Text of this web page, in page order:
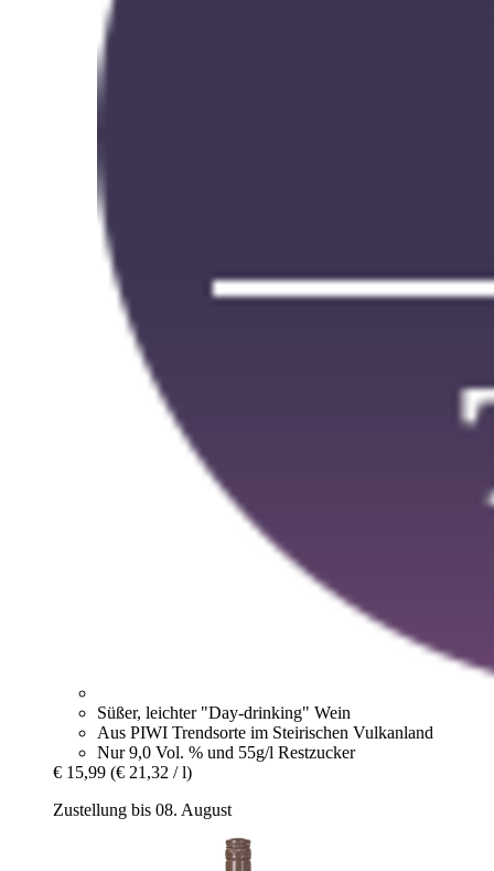
Süßer, leichter "Day-drinking" Wein
Aus PIWI Trendsorte im Steirischen Vulkanland
Nur 9,0 Vol. % und 55g/l Restzucker
€ 15,99 (€ 21,32 / l)
Zustellung bis 08. August